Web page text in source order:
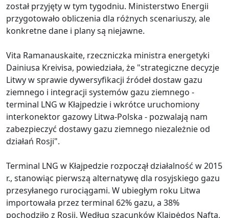
został przyjęty w tym tygodniu. Ministerstwo Energii
przygotowało obliczenia dla różnych scenariuszy, ale
konkretne dane i plany są niejawne.
Vita Ramanauskaite, rzeczniczka ministra energetyki
Dainiusa Kreivisa, powiedziała, że "strategiczne decyzje
Litwy w sprawie dywersyfikacji źródeł dostaw gazu
ziemnego i integracji systemów gazu ziemnego -
terminal LNG w Kłajpedzie i wkrótce uruchomiony
interkonektor gazowy Litwa-Polska - pozwalają nam
zabezpieczyć dostawy gazu ziemnego niezależnie od
działań Rosji".
Terminal LNG w Kłajpedzie rozpoczął działalność w 2015
r., stanowiąc pierwszą alternatywę dla rosyjskiego gazu
przesyłanego rurociągami. W ubiegłym roku Litwa
importowała przez terminal 62% gazu, a 38%
pochodziło z Rosji. Według szacunków Klaipėdos Nafta,